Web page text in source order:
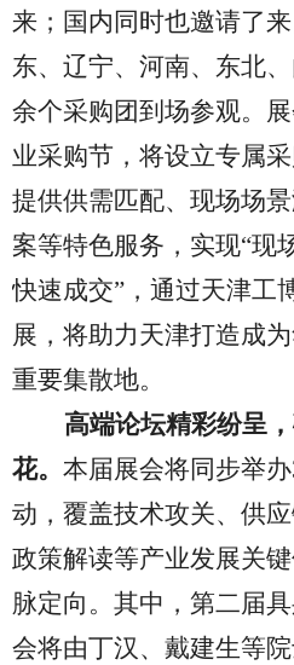
来；国内同时也邀请了
东、辽宁、河南、东北
余个采购团到场参观。
业采购节，将设立专属
提供供需匹配、现场场
案等特色服务，实现“现
快速成交”，通过天津工
展，将助力天津打造成
重要集散地。
高端论坛精彩纷呈
花。 本届展会将同步举办
动，覆盖技术攻关、供应
政策解读等产业发展关
脉定向。其中，第二届
会将由丁汉、戴建生等